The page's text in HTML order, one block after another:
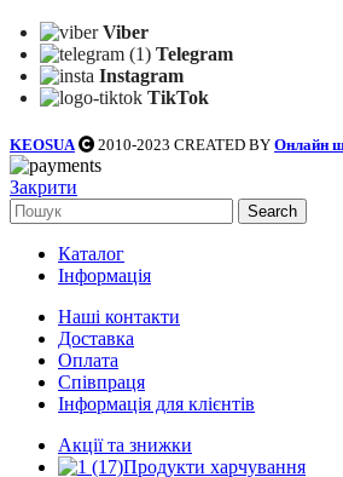
Viber
Telegram
Instagram
TikTok
KEOSUA 2010-2023 CREATED BY Онлайн
Закрити
Search
Каталог
Інформація
Наші контакти
Доставка
Оплата
Співпраця
Інформація для клієнтів
Акції та знижки
Продукти харчування